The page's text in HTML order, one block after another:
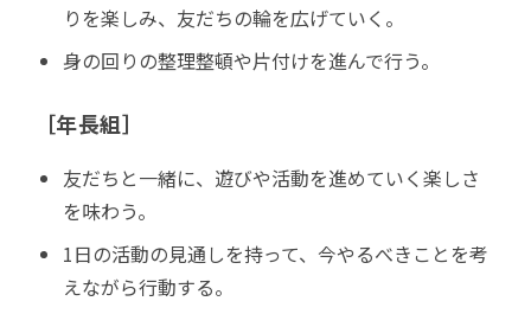
りを楽しみ、友だちの輪を広げていく。
身の回りの整理整頓や片付けを進んで行う。
［年長組］
友だちと一緒に、遊びや活動を進めていく楽しさ
を味わう。
1日の活動の見通しを持って、今やるべきことを考
えながら行動する。